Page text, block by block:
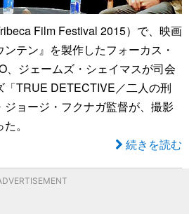
Film Festival 2015）で、映画
ンテン』を製作したフォーカス・
、ジェームズ・シェイマスが司会
「TRUE DETECTIVE／二人の刑
ョージ・フクナガ監督が、撮影
。
続きを読む